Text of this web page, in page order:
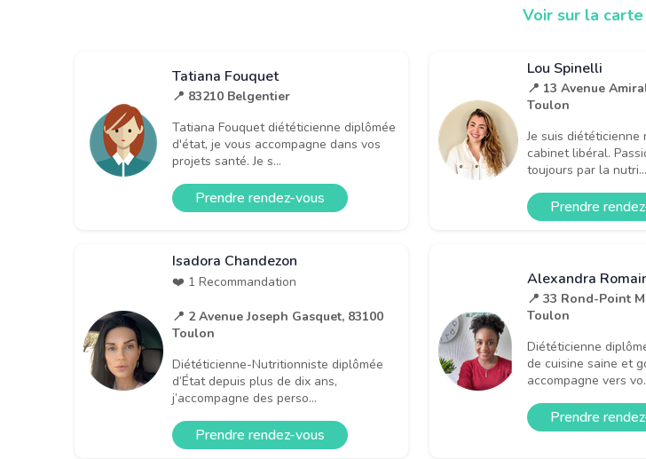
Voir sur la
Tatiana Fouquet
📍 83210 Belgentier
Tatiana Fouquet diététicienne diplômée
d'état, je vous accompagne dans vos
projets santé. Je s...
Prendre rendez-vous
Lou Spinelli
📍 13 Avenue
Toulon
Je suis
cabinet libéral.
toujours par la nutri...
Prendre
Isadora Chandezon
❤️ 1 Recommandation
📍 2 Avenue Joseph Gasquet, 83100
Toulon
Diététicienne-Nutritionniste diplômée
d’État depuis plus de dix ans,
j’accompagne des perso...
Prendre rendez-vous
Alexandra
📍 33 Rond-Point
Toulon
Diététicienne
de cuisine saine et
accompagne vers
Prendre